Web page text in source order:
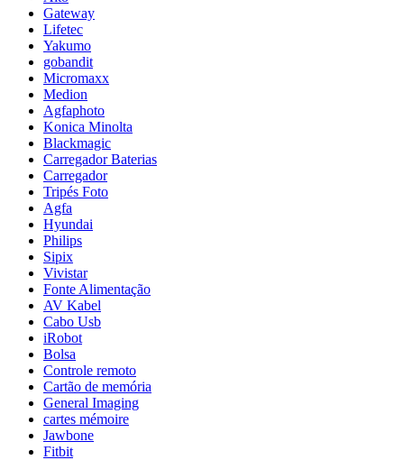
Gateway
Lifetec
Yakumo
gobandit
Micromaxx
Medion
Agfaphoto
Konica Minolta
Blackmagic
Carregador Baterias
Carregador
Tripés Foto
Agfa
Hyundai
Philips
Sipix
Vivistar
Fonte Alimentação
AV Kabel
Cabo Usb
iRobot
Bolsa
Controle remoto
Cartão de memória
General Imaging
cartes mémoire
Jawbone
Fitbit